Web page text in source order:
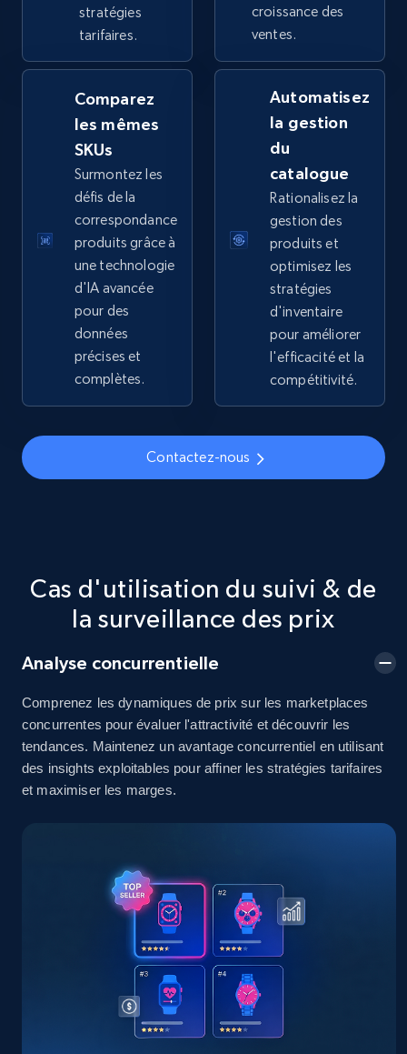
by keywords search
URL, Title, Available, Description, Currency, Initial
price, Final price, Discount percent, and more.
5.4K+ 668+ Commencer
TikTok Shop - discover records by shop url
URL, Title, Available, Description, Currency, Initial
price, Final price, Discount percent, and more.
5.4K+ Commencer
Amazon sellers info
Seller id, URL, Seller name, Description, Detailed
URL, Product id, Title, Seller name, Seller rating,
more.
2.5K+ 359+ Commencer
specified keywords
URL, Product id, Title, Seller name, Seller rating,
Seller reviews, Breadcrumbs, Root category, and
359+ Commencer
stratégies
tarifaires.
croissance des
ventes.
Comparez
les mêmes
SKUs
Surmontez les
défis de la
correspondance
produits grâce à
une technologie
d'IA avancée
pour des
données
précises et
complètes.
Automatisez
la gestion
du
catalogue
Rationalisez la
gestion des
produits et
optimisez les
stratégies
d'inventaire
pour améliorer
l'efficacité et la
compétitivité.
Contactez-nous
Cas d'utilisation du suivi & de
la surveillance des prix
Analyse concurrentielle
Comprenez les dynamiques de prix sur les marketplaces
concurrentes pour évaluer l'attractivité et découvrir les
tendances. Maintenez un avantage concurrentiel en utilisant
des insights exploitables pour affiner les stratégies tarifaires
et maximiser les marges.